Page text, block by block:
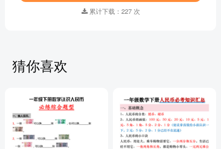
累计下载：227 次
猜你喜欢